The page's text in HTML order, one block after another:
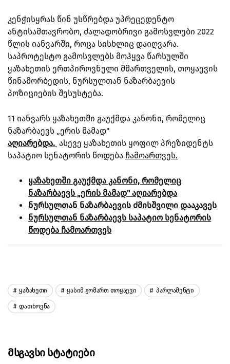
კენჭისყრას წინ უსწრებდა უპრეცედენტო
ანტისამთავრობო, ძალადობრივი გამოსვლები 2022
წლის იანვარში, როცა სისხლიც დაიღვარა.
საპროტესტო გამოსვლებს მოჰყვა წარსულში
ყაზახეთის ერთპიროვნული მმართველის, თოყაევის
წინამორბედის, ნურსულთან ნაზარბაევის
პოზიციების შესუსტება.
11 იანვარს ყაზახეთში გაუქმდა კანონი, რომელიც
ნაზარბაევს „ერის მამად"
აღიარებდა. ასევე ყაზახეთის ყოფილ პრეზიდენტს
საპატიო სენატორის წოდება ჩამოართვეს.
ყაზახეთში გაუქმდა კანონი, რომელიც
ნაზარბაევს „ერის მამად" აღიარებდა
ნურსულთან ნაზარბაევის ძმისშვილი დააკავეს
ნურსულთან ნაზარბაევს საპატიო სენატორის
წოდება ჩამოართვეს
Ყაზახეთი Ყასიმ Ჟომართ Თოყაევი Პარლამენტი
Დათხოვნა
Მსგავსი Სტატიები